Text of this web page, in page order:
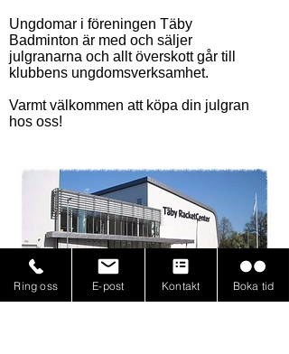
Ungdomar i föreningen Täby
Badminton är med och säljer
julgranarna och allt överskott går till
klubbens ungdomsverksamhet.
Varmt välkommen att köpa din julgran
hos oss!
Ring oss E-post Kontakt Boka tid